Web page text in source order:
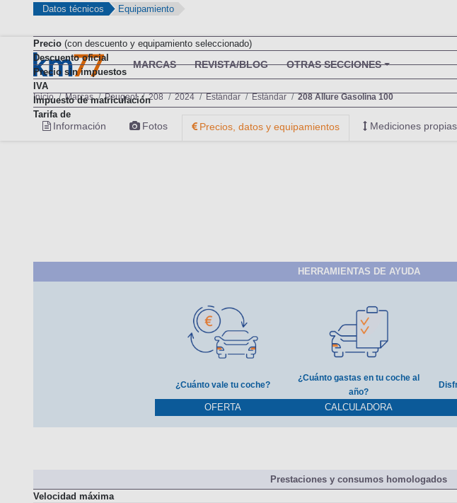
MARCAS REVISTA/BLOG OTRAS SECCIONES
Inicio Marcas Peugeot 208 2024 Estándar Estándar 208 Allure Gasolina 100
Información Fotos Precios, datos y equipamientos Mediciones propias
Datos técnicos Equipamiento
Precio (con descuento y equipamiento seleccionado)
Descuento oficial
Precio sin impuestos
IVA
Impuesto de matriculación
Tarifa de
HERRAMIENTAS DE AYUDA
¿Cuánto vale tu coche?
OFERTA
¿Cuánto gastas en tu coche al
año?
CALCULADORA
Prestaciones y consumos homologados
Velocidad máxima